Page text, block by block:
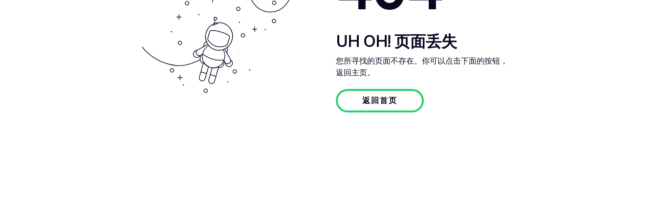
UH OH! 页面丢失
您所寻找的页面不存在。你可以点击下面的按钮，
返回主页。
返回首页